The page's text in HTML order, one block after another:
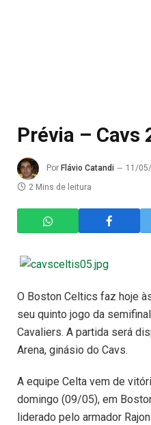
Prévia – Cavs
Por Flávio Catandi 11/
2 Mins de leitura
O Boston Celtics faz hoje
seu quinto jogo da
Cavaliers. A partida será
Arena, ginásio do Cavs.
A equipe Celta vem de
domingo (09/05), em
liderado pelo armador